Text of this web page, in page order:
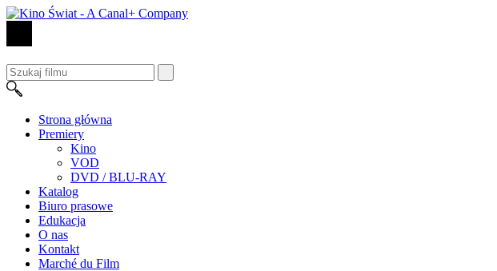
Strona główna
Premiery
Kino
VOD
DVD / BLU-RAY
Katalog
Biuro prasowe
Edukacja
O nas
Kontakt
Marché du Film